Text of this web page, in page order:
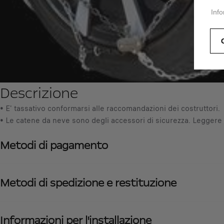
Descrizione
• E' tassativo conformarsi alle raccomandazioni dei costruttori.
• Le catene da neve sono degli accessori di sicurezza.
Metodi di pagamento
Metodi di spedizione e restituzione
Informazioni per l'installazione